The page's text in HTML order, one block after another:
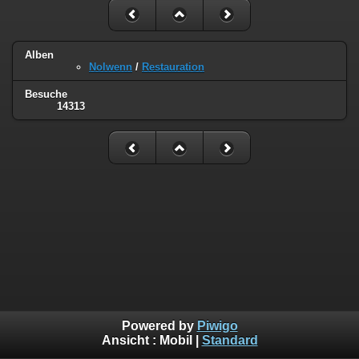
Alben
Nolwenn / Restauration
Besuche
14313
Powered by Piwigo
Ansicht : Mobil Standard